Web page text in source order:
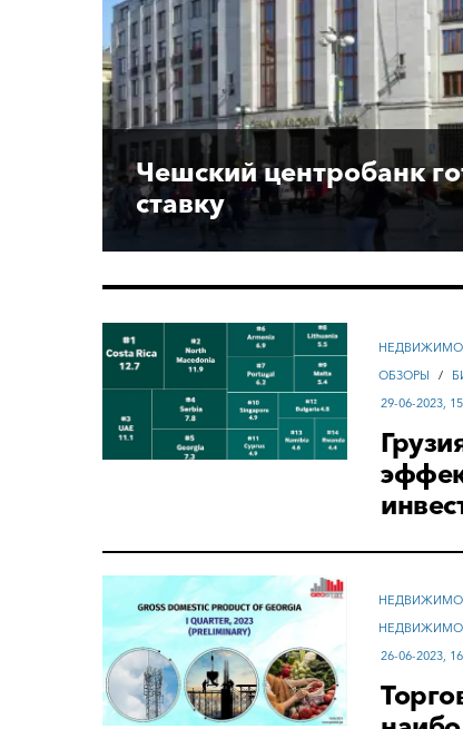
Чешский центробанк
ставку
ОБЗОРЫ
/
29-06-2023,
26-06-2023,